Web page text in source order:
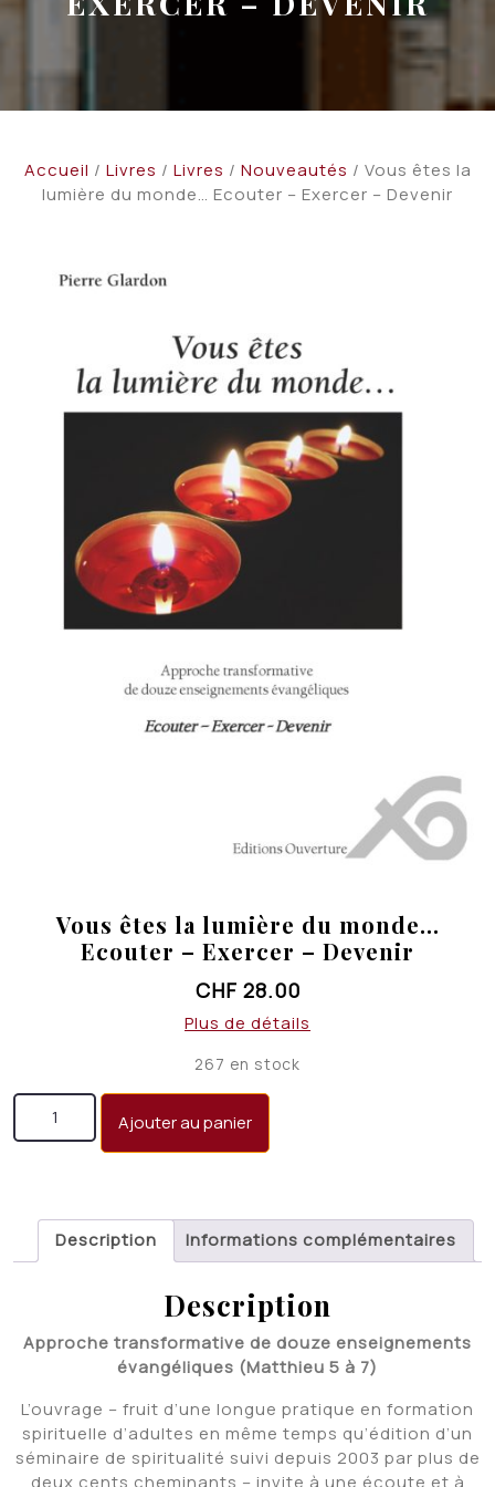
Accueil / Livres / Livres / Nouveautés / Vous êtes la
lumière du monde… Ecouter – Exercer – Devenir
Vous êtes la lumière du monde…
Ecouter – Exercer – Devenir
CHF 28.00
Plus de détails
267 en stock
quantité de Vous êtes la lumière du monde... Ecouter
- Exercer - Devenir
Ajouter au panier
Description Informations complémentaires
Description
Approche transformative de douze enseignements
évangéliques (Matthieu 5 à 7)
L’ouvrage – fruit d’une longue pratique en formation
spirituelle d’adultes en même temps qu’édition d’un
séminaire de spiritualité suivi depuis 2003 par plus de
deux cents cheminants – invite à une écoute et à